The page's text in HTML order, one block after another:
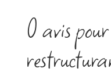
0 avis